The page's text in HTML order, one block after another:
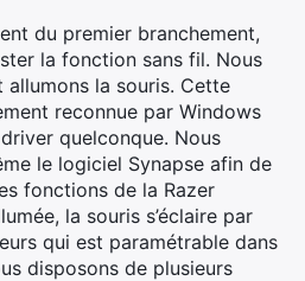
du premier branchement,
la fonction sans fil. Nous
la souris. Cette
reconnue par Windows
quelconque. Nous
le logiciel Synapse afin de
fonctions de la Razer
la souris s’éclaire par
qui est paramétrable dans
disposons de plusieurs